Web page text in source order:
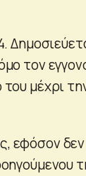
τον
μέχρι
εφόσον δεν